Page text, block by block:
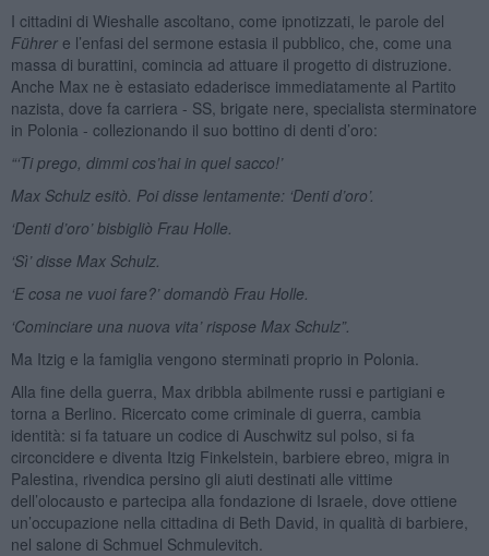
I cittadini di Wieshalle ascoltano, come ipnotizzati, le parole del
Führere l’enfasi del sermone estasia il pubblico, che, come una
massa di burattini, comincia ad attuare il progetto di distruzione.
Anche Max ne è estasiato edaderisce immediatamente al Partito
nazista, dove fa carriera - SS, brigate nere, specialista sterminatore
in Polonia - collezionando il suo bottino di denti d’oro:
“‘Ti prego, dimmi cos’hai in quel sacco!’
Max Schulz esitò. Poi disse lentamente: ‘Denti d’oro’.
‘Denti d’oro’ bisbigliò Frau Holle.
‘Sì’ disse Max Schulz.
‘E cosa ne vuoi fare?’ domandò Frau Holle.
‘Cominciare una nuova vita’ rispose Max Schulz”.
Ma Itzig e la famiglia vengono sterminati proprio in Polonia.
Alla fine della guerra, Max dribbla abilmente russi e partigiani e
torna a Berlino. Ricercato come criminale di guerra, cambia
identità: si fa tatuare un codice di Auschwitz sul polso, si fa
circoncidere e diventa Itzig Finkelstein, barbiere ebreo, migra in
Palestina, rivendica persino gli aiuti destinati alle vittime
dell’olocausto e partecipa alla fondazione di Israele, dove ottiene
un’occupazione nella cittadina di Beth David, in qualità di barbiere,
nel salone di Schmuel Schmulevitch.